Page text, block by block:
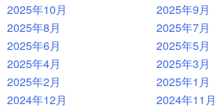
2025年10月
2025年9月
2025年8月
2025年7月
2025年6月
2025年5月
2025年4月
2025年3月
2025年2月
2025年1月
2024年12月
2024年11月